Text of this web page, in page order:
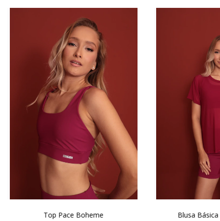
Top Pace Boheme Blusa